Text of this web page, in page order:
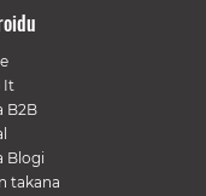
It
B2B
Blogi
takana